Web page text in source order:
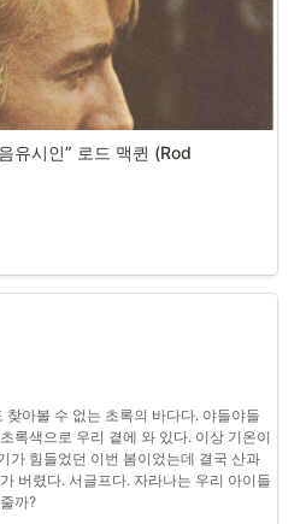
유시인” 로드 맥퀸 (Rod
아볼 수 없는 초록의 바다다. 야들야들
록색으로 우리 곁에 와 있다. 이상 기온이
가 힘들었던 이번 봄이었는데 결국 산과
버렸다. 서글프다. 자라나는 우리 아이들
까?